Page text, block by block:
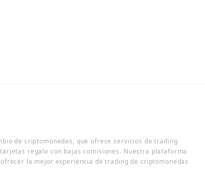
de criptomonedas, que ofrece servicios de trading
regalo con bajas comisiones. Nuestra plataforma
la mejor experiencia de trading de criptomonedas